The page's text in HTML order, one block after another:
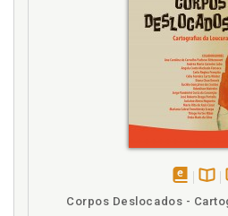
Impossível «perda» do
explorando as noções de
Insistência do traumático
Interditor. Superego: em
abordagem, p. 131
Interioridade.
interioridade em Freud, p. 78
exterioridade nos estados
Corpos Deslocados -